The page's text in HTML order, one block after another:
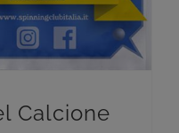
Calcione